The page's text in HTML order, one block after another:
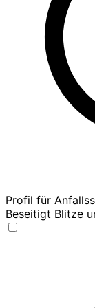
Profil für
Beseitigt Blitze